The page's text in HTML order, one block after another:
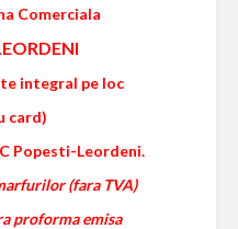
Comerciala
integral pe loc
card)
Popesti-Leordeni.
(fara TVA)
proforma emisa